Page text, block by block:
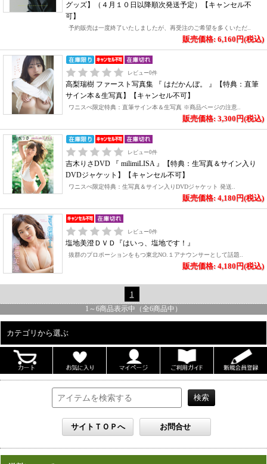
グッズ】（４月１０日以降順次発送予定）【キャンセル不
可】
予約販売は一度終了いたしましたが、再受注のご希望を多くいただ..
販売価格: 6,160円(税込)
レビュー0件
高梨瑞樹 ファースト写真集 『 はだかんぼ。 』【特典：直筆
サイン本＆生写真】【キャンセル不可】
ワニスぺ限定特典：直筆サイン本＆生写真 ※商品ページの注意..
販売価格: 3,300円(税込)
レビュー0件
吉木りさDVD 『 milimiLISA 』【特典：生写真＆サイン入り
DVDジャケット】【キャンセル不可】
ワニスぺ限定特典：生写真＆サイン入りDVDジャケット 発送..
販売価格: 4,180円(税込)
レビュー0件
塩地美澄ＤＶＤ『はいっ、塩地です！』
抜群のプロポーションをもつ東北NO.１アナウンサーとして話題..
販売価格: 4,180円(税込)
1
1 ～ 6商品表示中（全6商品中）
カテゴリから選ぶ
ALL
男性写真集
雑誌